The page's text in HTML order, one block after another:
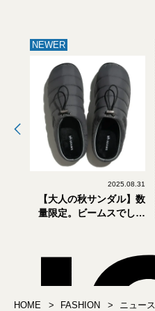
NEWER
2025.08.31
【大人の秋サンダル】数
量限定。ビームスでしか
HOME FASHION ニュース